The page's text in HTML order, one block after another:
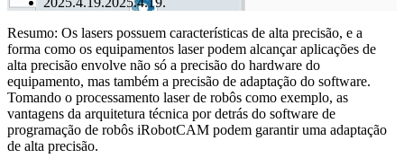
Resumo: Os lasers possuem características de alta precisão, e a
forma como os equipamentos laser podem alcançar aplicações de
alta precisão envolve não só a precisão do hardware do
equipamento, mas também a precisão de adaptação do software.
Tomando o processamento laser de robôs como exemplo, as
vantagens da arquitetura técnica por detrás do software de
programação de robôs iRobotCAM podem garantir uma adaptação
de alta precisão.